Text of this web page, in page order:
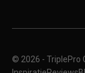
© 2026 - TriplePro